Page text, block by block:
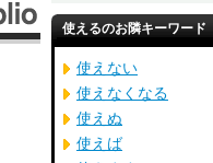
使えるのお隣キーワード
使えない
使えなくなる
使えぬ
使えば